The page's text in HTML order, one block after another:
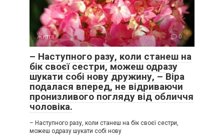
Життя 0
– Наступного разу, коли станеш на
бік своєї сестри, можеш одразу
шукати собі нову дружину, – Віра
подалася вперед, не відриваючи
пронизливого погляду від обличчя
чоловіка.
– Наступного разу, коли станеш на бік своєї сестри,
можеш одразу шукати собі нову